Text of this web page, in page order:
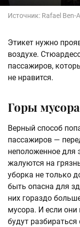
Источник: Rafael Ben-
Этикет нужно
воздухе.
пассажиров,
не нравится.
Горы мусора
Верный способ
пассажиров —
неположенное для
жалуются на
уборка не только
быть опасна для
них гораздо
мусора. И если
будут